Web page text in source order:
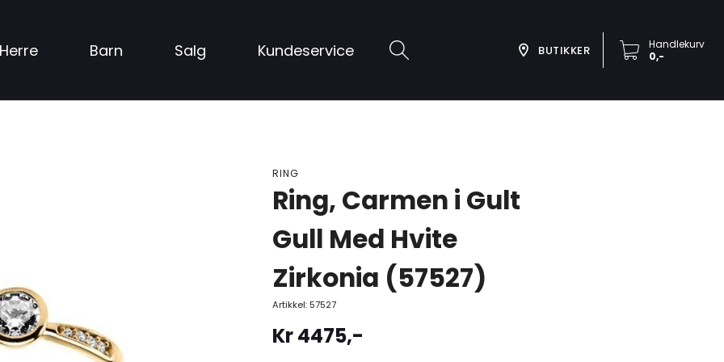
Barn Salg Kundeservice BUTIKKER
Handlekurv
0,-
RING
Ring, Carmen i Gult
Gull Med Hvite
Zirkonia (57527)
Artikkel:57527
Kr4475,-